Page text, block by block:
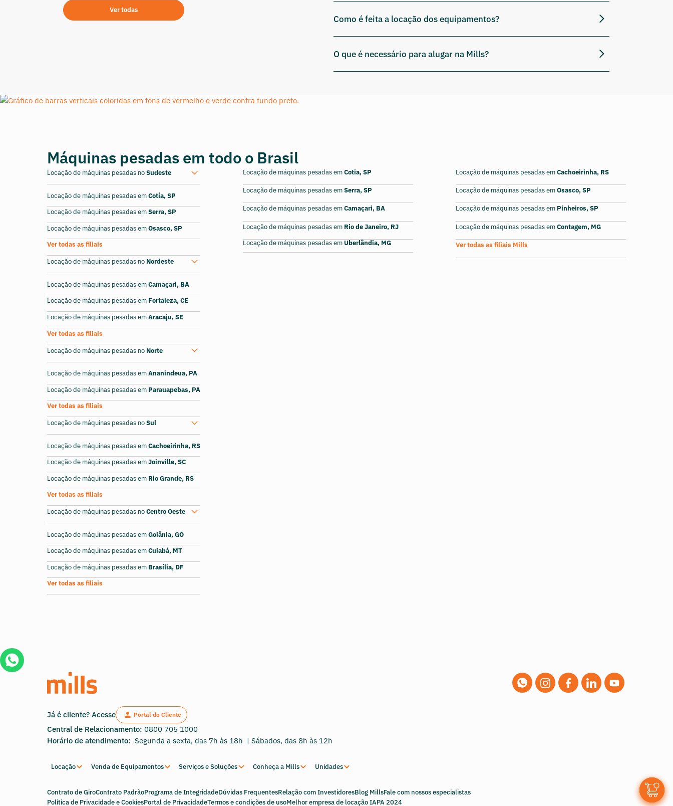
Ver todas
Como é feita a locação dos equipamentos?
O que é necessário para alugar na Mills?
Máquinas pesadas em todo o Brasil
Locação de máquinas pesadas noSudeste
Locação de máquinas pesadas emCotía, SP
Locação de máquinas pesadas emSerra, SP
Locação de máquinas pesadas emOsasco, SP
Ver todas as filiais
Locação de máquinas pesadas no Nordeste
Locação de máquinas pesadas emCamaçari, BA
Locação de máquinas pesadas em Fortaleza, CE
Locação de máquinas pesadas emAracaju, SE
Ver todas as filiais
Locação de máquinas pesadas no Norte
Locação de máquinas pesadas emAnanindeua, PA
Locação de máquinas pesadas em Parauapebas, PA
Ver todas as filiais
Locação de máquinas pesadas noSul
Locação de máquinas pesadas emCachoeirinha, RS
Locação de máquinas pesadas emJoinville, SC
Locação de máquinas pesadas em Rio Grande, RS
Ver todas as filiais
Locação de máquinas pesadas noCentro Oeste
Locação de máquinas pesadas emGoiânia, GO
Locação de máquinas pesadas emCuiabá, MT
Locação de máquinas pesadas em Brasília, DF
Ver todas as filiais
Locação de máquinas pesadas emCotia, SP
Locação de máquinas pesadas emSerra, SP
Locação de máquinas pesadas emCamaçari, BA
Locação de máquinas pesadas em Rio de Janeiro, RJ
Locação de máquinas pesadas emUberlândia, MG
Locação de máquinas pesadas emCachoeirinha, RS
Locação de máquinas pesadas emOsasco, SP
Locação de máquinas pesadas em Pinheiros, SP
Locação de máquinas pesadas emContagem, MG
Ver todas as filiais Mills
Já é cliente? Acesse Portal do Cliente
Central de Relacionamento: 0800 705 1000
Horário de atendimento:Segunda a sexta, das 7h às 18h | Sábados, das 8h às 12h
Locação Venda de Equipamentos Serviços e Soluções Conheça a Mills Unidades
Contrato de GiroContrato PadrãoPrograma de IntegridadeDúvidas FrequentesRelação com InvestidoresBlog MillsFale com nossos especialistas
Política de Privacidade e CookiesPortal de PrivacidadeTermos e condições de usoMelhor empresa de locação IAPA 2024
0